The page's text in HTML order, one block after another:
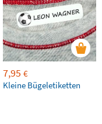
7,95 €
Kleine Bügeletiketten